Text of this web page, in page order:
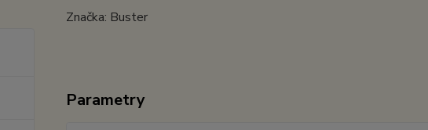
Značka: Buster
Parametry